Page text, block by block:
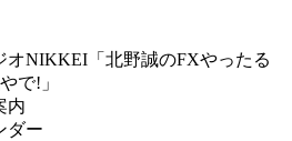
オNIKKEI「北野誠のFXやったる
で!」
内
ダー